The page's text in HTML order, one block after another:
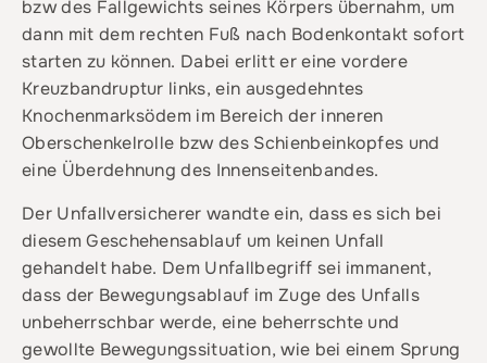
bzw des Fallgewichts seines Körpers übernahm, um
dann mit dem rechten Fuß nach Bodenkontakt sofort
starten zu können. Dabei erlitt er eine vordere
Kreuzbandruptur links, ein ausgedehntes
Knochenmarksödem im Bereich der inneren
Oberschenkelrolle bzw des Schienbeinkopfes und
eine Überdehnung des Innenseitenbandes.
Der Unfallversicherer wandte ein, dass es sich bei
diesem Geschehensablauf um keinen Unfall
gehandelt habe. Dem Unfallbegriff sei immanent,
dass der Bewegungsablauf im Zuge des Unfalls
unbeherrschbar werde, eine beherrschte und
gewollte Bewegungssituation, wie bei einem Sprung